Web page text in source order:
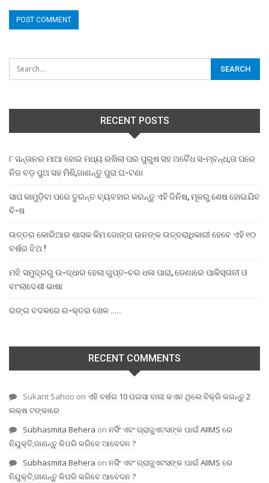
RECENT POSTS
୮ ସନ୍ତାନର ମାଆ ହୋଇ ମଧ୍ୟ ରଖିଲା ପର ପୁରୁଷ ସହ ଅବୈଧ ସ-ମ୍ବନ୍ଧ,ତା ପରେ
ନିଜ ବଡ଼ ପୁଅ ସହ ମିଶି,ଜାଣନ୍ତୁ ପୁରା ଘ-ଟଣା
ସାପ କାମୁଡ଼ିବା ପରେ ତୁରନ୍ତ ବ୍ୟବହାର କରନ୍ତୁ ଏହି ଜିନିଷ, ମୂଳରୁ ଶେଷ ହୋଇଯିବ
ବି-ଷ
ଉତ୍ତର କୋରିଆର ଶାସକ କିମ ଜୋଙ୍ଗ ଉନଙ୍କ ଉତ୍ତରାଧିକାରୀ ହେବେ ଏହି ୧୦
ବର୍ଷର ଝିଅ !
ମଝି ସମୁଦ୍ରରୁ ଉ-ଦ୍ଧାର ହେଲା ଗୁପ୍ତ-ଚର ଧଳା ପାରା, ଡେଣାରେ ପାକିସ୍ତାନୀ ଓ
ବାଂଲାଦେଶୀ ଭାଷା
ରଙ୍ଗ ବଦଳରେ ର-କ୍ତର ଖେଳ …..
RECENT COMMENTS
Sukant Sahoo on ଏହି ବର୍ଷର 10 ପଇସା ବାଲା କଏନ ଥିଲେ ବିକ୍ରି କରନ୍ତୁ 2
ଲକ୍ଷ ଟଙ୍କାରେ
Subhasmita Behera on ନର୍ସିଂ ଏବଂ ଗ୍ରାଜୁଏଟସଙ୍କ ପାଇଁ AIIMS ରେ
ନିଯୁକ୍ତି,ଜାଣନ୍ତୁ କିପରି କରିବେ ଆବେଦନ ?
Subhasmita Behera on ନର୍ସିଂ ଏବଂ ଗ୍ରାଜୁଏଟସଙ୍କ ପାଇଁ AIIMS ରେ
ନିଯୁକ୍ତି,ଜାଣନ୍ତୁ କିପରି କରିବେ ଆବେଦନ ?